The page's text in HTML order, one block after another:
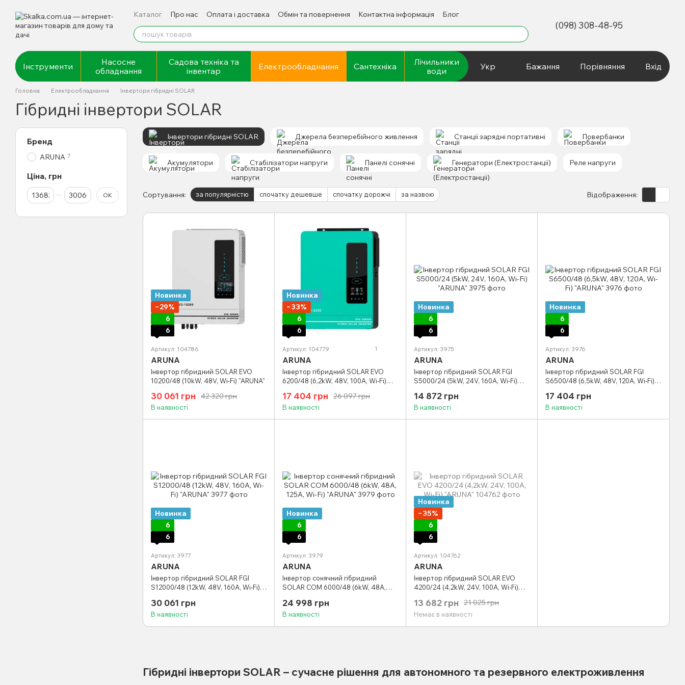
Каталог Про нас Оплата і доставка Обмін та повернення Контактна інформація
Блог
Відгуки про магазин
(098) 308-48-95
Інструменти
Насосне
обладнання
Садова техніка та
інвентар
Електрообладнання Сантехніка
Лічильники
води
Укр Бажання Порівняння Вхід
Головна Електрообладнання Інвертори гібридні SOLAR
Гібридні інвертори SOLAR
Інвертори гібридні SOLAR Джерела безперебійного живлення Станції зарядні портативні Повербанки
Акумулятори Стабілізатори напруги Панелі сонячні Генератори (Електростанції) Реле напруги
Сортування: за популярністю спочатку дешевше спочатку дорожчі за назвою Відображення:
Гібридні інвертори SOLAR – сучасне рішення для автономного та резервного електроживлення
Новинка
−29%
6
6
Артикул: 104786
ARUNA
Інвертор гібридний SOLAR EVO
10200/48 (10kW, 48V, Wi-Fi) "ARUNA"
42 320 грн
30 061 грн
В наявності
Новинка
−33%
6
6
Артикул: 104779 1
ARUNA
Інвертор гібридний SOLAR EVO
6200/48 (6,2kW, 48V, 100А, Wi-Fi)
26 097 грн
17 404 грн
В наявності
Новинка
6
6
Артикул: 3975
ARUNA
Інвертор гібридний SOLAR FGI
S5000/24 (5kW, 24V, 160А, Wi-Fi)
14 872 грн
В наявності
Новинка
6
6
Артикул: 3976
ARUNA
Інвертор гібридний SOLAR FGI
S6500/48 (6,5kW, 48V, 120А, Wi-Fi)
17 404 грн
В наявності
Новинка
6
6
Артикул: 3977
ARUNA
Інвертор гібридний SOLAR FGI
S12000/48 (12kW, 48V, 160А, Wi-Fi)
30 061 грн
В наявності
Новинка
6
6
Артикул: 3979
ARUNA
Інвертор сонячний гібридний
SOLAR COM 6000/48 (6kW, 48A,
24 998 грн
В наявності
Новинка
−35%
6
6
Артикул: 104762
ARUNA
Інвертор гібридний SOLAR EVO
4200/24 (4,2kW, 24V, 100А, Wi-Fi)
21 025 грн
13 682 грн
Немає в наявності
Бренд
ARUNA 7
Ціна, грн
Від Ціна, грн
До Ціна, грн ОК